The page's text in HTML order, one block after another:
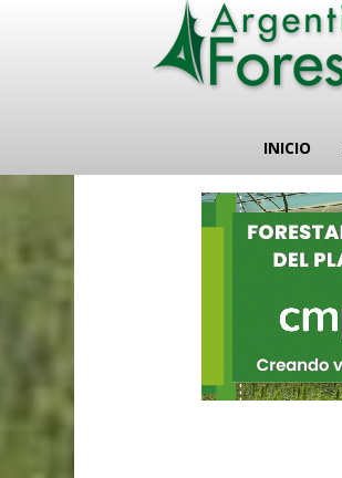
INICIO